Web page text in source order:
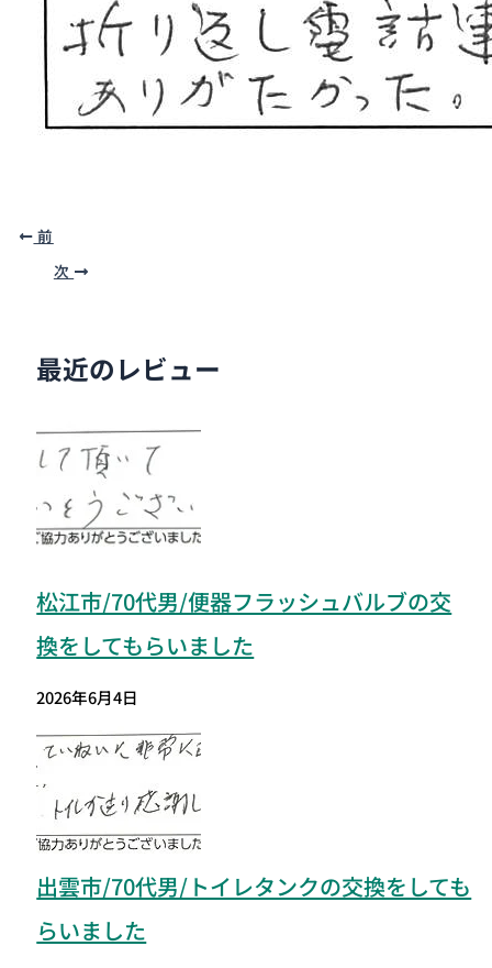
前
次
最近のレビュー
松江市/70代男/便器フラッシュバルブの交
換をしてもらいました
2026年6月4日
出雲市/70代男/トイレタンクの交換をしても
らいました